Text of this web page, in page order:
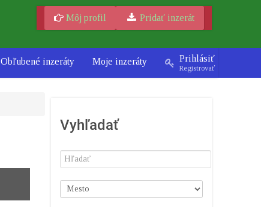
Môj profil Pridať inzerát
Obľubené inzeráty Moje inzeráty Prihlásiť
Registrovať
Vyhľadať